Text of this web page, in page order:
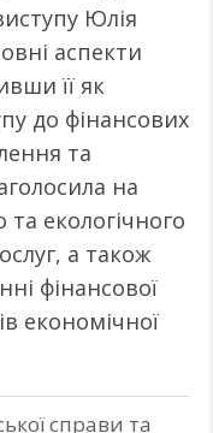
Юлія
аспекти
її як
до фінансових
та
на
та екологічного
а також
фінансової
економічної
справи та